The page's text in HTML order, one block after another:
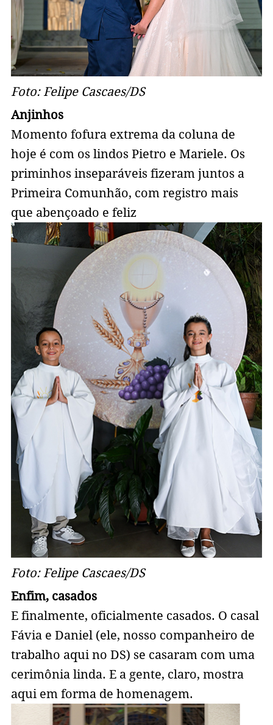
Foto: Felipe Cascaes/DS
Anjinhos
Momento fofura extrema da coluna de
hoje é com os lindos Pietro e Mariele. Os
priminhos inseparáveis fizeram juntos a
Primeira Comunhão, com registro mais
que abençoado e feliz
Foto: Felipe Cascaes/DS
Enfim, casados
E finalmente, oficialmente casados. O casal
Fávia e Daniel (ele, nosso companheiro de
trabalho aqui no DS) se casaram com uma
cerimônia linda. E a gente, claro, mostra
aqui em forma de homenagem.